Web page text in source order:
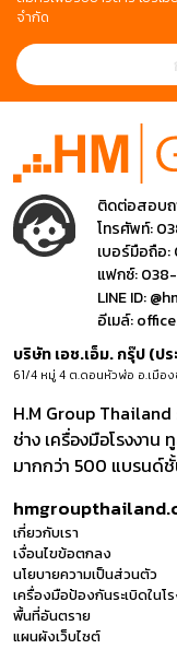
จำกัด
ติดต่อสอบถ
โทรศัพท์:
เบอร์มือถือ:
แฟกซ์:
LINE ID:
อีเมล์:
บริษัท เอช.เอ็ม. กรุ๊ป (ป
61/4 หมู่ 4 ต.ดอนหัวฬ่อ อ.เมื
H.M Group
ช่าง เครื่องมือโรงงา
มากกว่า 500 แบรนด์
เกี่ยวกับเรา
เงื่อนไขข้อตกลง
นโยบายความเป็นส่วนตัว
เครื่องมือป้องกันระเบิดใน
พื้นที่อันตราย
แผนผังเว็บไซต์